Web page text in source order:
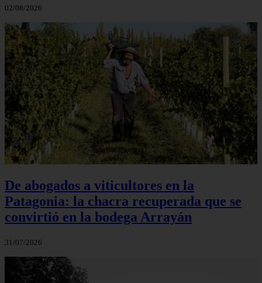
02/08/2026
De abogados a viticultores en la
Patagonia: la chacra recuperada que se
convirtió en la bodega Arrayán
31/07/2026